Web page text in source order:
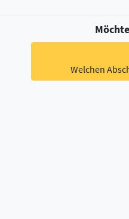
Welchen